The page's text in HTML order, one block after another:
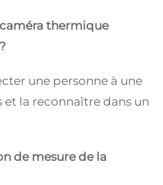
thermique
une personne à une
la reconnaître dans un
de mesure de la